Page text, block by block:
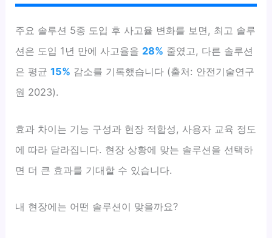
주요 솔루션 5종 도입 후 사고율 변화를 보면, 최고 솔루
션은 도입 1년 만에 사고율을 28% 줄였고, 다른 솔루션
은 평균15% 감소를 기록했습니다 (출처: 안전기술연구
원 2023).
효과 차이는 기능 구성과 현장 적합성, 사용자 교육 정도
에 따라 달라집니다. 현장 상황에 맞는 솔루션을 선택하
면 더 큰 효과를 기대할 수 있습니다.
내 현장에는 어떤 솔루션이 맞을까요?